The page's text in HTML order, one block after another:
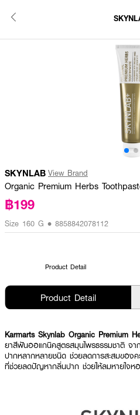
SKYNLAB View Brand
Organic Premium Herbs
฿199
Size 160 G • 8858842078112
Product Detail
Product Detail
Karmarts Skynlab Organic Premium
ยาสีฟันออแกนิคสูตรสมุนไพรธรรมชาติ จ
ปากหลากหลายชนิด ช่วยลดการสะสมของ
ที่ช่วยลดปัญหากลิ่นปาก ช่วยให้ลมหายใจห